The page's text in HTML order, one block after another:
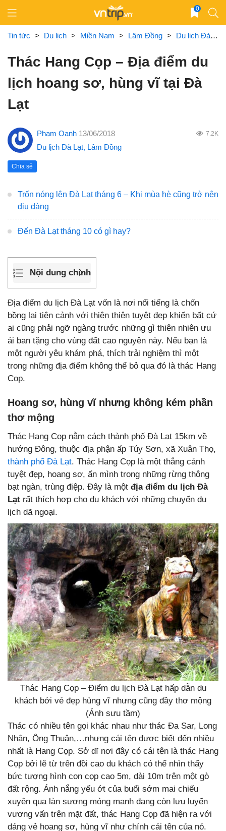
content
0
Tin tức > Du lịch > Miền Nam > Lâm Đồng > Du lịch Đà Lạt
Thác Hang Cọp – Địa điểm du
lịch hoang sơ, hùng vĩ tại Đà
Lạt
Phạm Oanh 13/06/2018 7.2K
Du lịch Đà Lạt, Lâm Đồng
Chia sẻ
Trốn nóng lên Đà Lạt tháng 6 – Khi mùa hè cũng trở nên
dịu dàng
Đến Đà Lạt tháng 10 có gì hay?
Nội dung chính
Địa điểm du lịch Đà Lạt vốn là nơi nổi tiếng là chốn
bồng lai tiên cảnh với thiên thiên tuyệt đẹp khiến bất cứ
ai cũng phải ngỡ ngàng trước những gì thiên nhiên ưu
ái ban tặng cho vùng đất cao nguyên này. Nếu bạn là
một người yêu khám phá, thích trải nghiệm thì một
trong những địa điểm không thể bỏ qua đó là thác Hang
Cọp.
Hoang sơ, hùng vĩ nhưng không kém phần
thơ mộng
Thác Hang Cọp nằm cách thành phố Đà Lạt 15km về
hướng Đông, thuộc địa phận ấp Túy Sơn, xã Xuân Thọ,
thành phố Đà Lạt. Thác Hang Cọp là một thắng cảnh
tuyệt đẹp, hoang sơ, ẩn mình trong những rừng thông
bạt ngàn, trùng điệp. Đây là một địa điểm du lịch Đà
Lạt rất thích hợp cho du khách với những chuyến du
lịch dã ngoại.
Thác Hang Cọp – Điểm du lịch Đà Lạt hấp dẫn du
khách bởi vẻ đẹp hùng vĩ nhưng cũng đầy thơ mộng
(Ảnh sưu tầm)
Thác có nhiều tên gọi khác nhau như thác Đa Sar, Long
Nhân, Ông Thuận,…nhưng cái tên được biết đến nhiều
nhất là Hang Cọp. Sở dĩ nơi đây có cái tên là thác Hang
Cọp bởi lẽ từ trên đồi cao du khách có thể nhìn thấy
bức tượng hình con cọp cao 5m, dài 10m trên một gò
đất rộng. Ánh nắng yếu ớt của buổi sớm mai chiếu
xuyên qua làn sương mỏng manh đang còn lưu luyến
vương vấn trên mặt đất, thác Hang Cọp đã hiện ra với
dáng vẻ hoang sơ, hùng vĩ như chính cái tên của nó.